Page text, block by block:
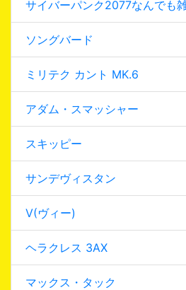
サイバーパンク2077なんでも
ソングバード
ミリテク カント MK.6
アダム・スマッシャー
スキッピー
サンデヴィスタン
V(ヴィー)
ヘラクレス 3AX
マックス・タック